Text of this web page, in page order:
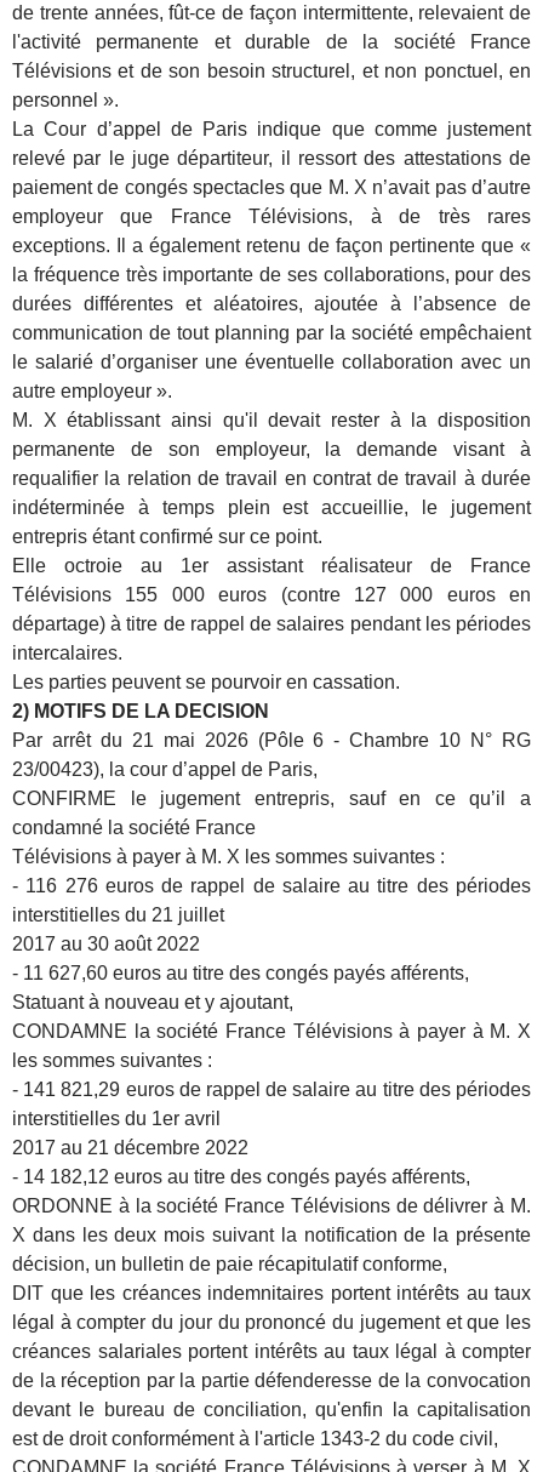
de trente années, fût-ce de façon intermittente, relevaient de
l'activité permanente et durable de la société France
Télévisions et de son besoin structurel, et non ponctuel, en
personnel ».
La Cour d’appel de Paris indique que comme justement
relevé par le juge départiteur, il ressort des attestations de
paiement de congés spectacles que M. X n’avait pas d’autre
employeur que France Télévisions, à de très rares
exceptions. Il a également retenu de façon pertinente que «
la fréquence très importante de ses collaborations, pour des
durées différentes et aléatoires, ajoutée à l’absence de
communication de tout planning par la société empêchaient
le salarié d’organiser une éventuelle collaboration avec un
autre employeur ».
M. X établissant ainsi qu'il devait rester à la disposition
permanente de son employeur, la demande visant à
requalifier la relation de travail en contrat de travail à durée
indéterminée à temps plein est accueillie, le jugement
entrepris étant confirmé sur ce point.
Elle octroie au 1er assistant réalisateur de France
Télévisions 155 000 euros (contre 127 000 euros en
départage) à titre de rappel de salaires pendant les périodes
intercalaires.
Les parties peuvent se pourvoir en cassation.
2) MOTIFS DE LA DECISION
Par arrêt du 21 mai 2026 (Pôle 6 - Chambre 10 N° RG
23/00423), la cour d’appel de Paris,
CONFIRME le jugement entrepris, sauf en ce qu’il a
condamné la société France
Télévisions à payer à M. X les sommes suivantes :
- 116 276 euros de rappel de salaire au titre des périodes
interstitielles du 21 juillet
2017 au 30 août 2022
- 11 627,60 euros au titre des congés payés afférents,
Statuant à nouveau et y ajoutant,
CONDAMNE la société France Télévisions à payer à M. X
les sommes suivantes :
- 141 821,29 euros de rappel de salaire au titre des périodes
interstitielles du 1er avril
2017 au 21 décembre 2022
- 14 182,12 euros au titre des congés payés afférents,
ORDONNE à la société France Télévisions de délivrer à M.
X dans les deux mois suivant la notification de la présente
décision, un bulletin de paie récapitulatif conforme,
DIT que les créances indemnitaires portent intérêts au taux
légal à compter du jour du prononcé du jugement et que les
créances salariales portent intérêts au taux légal à compter
de la réception par la partie défenderesse de la convocation
devant le bureau de conciliation, qu'enfin la capitalisation
est de droit conformément à l'article 1343-2 du code civil,
CONDAMNE la société France Télévisions à verser à M. X